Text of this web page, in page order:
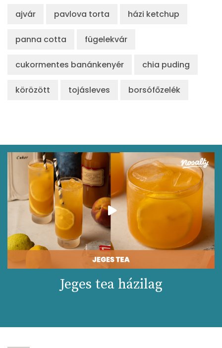
ajvár pavlova torta házi ketchup
panna cotta fügelekvár
cukormentes banánkenyér chia puding
körözött tojásleves borsófőzelék
Jeges tea házilag